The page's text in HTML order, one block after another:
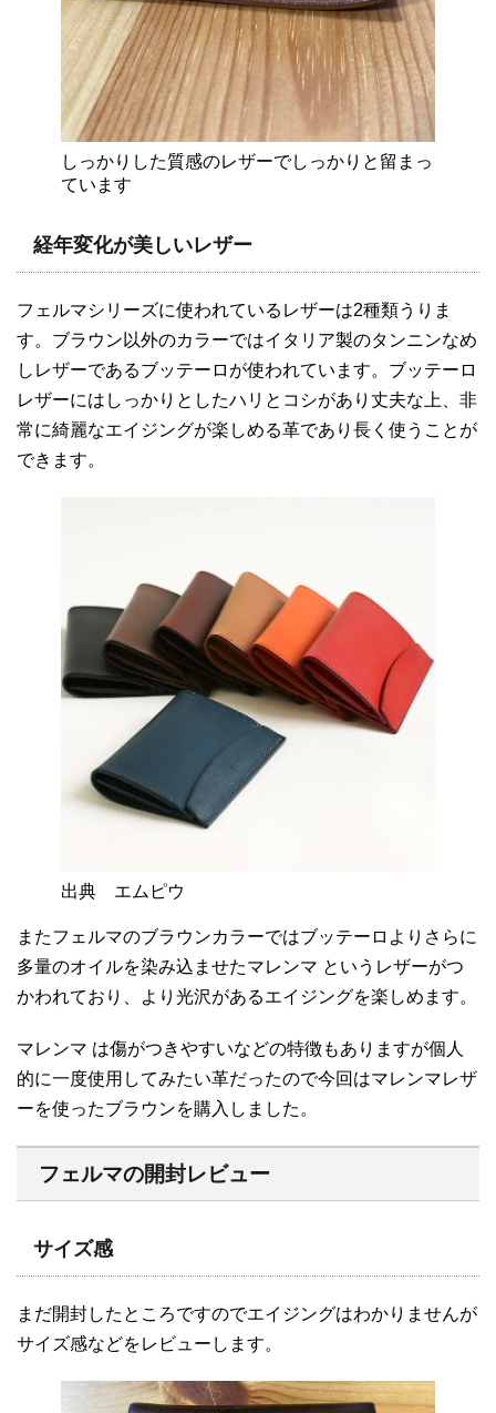
しっかりした質感のレザーでしっかりと留まっ
ています
経年変化が美しいレザー
フェルマシリーズに使われているレザーは2種類うりま
す。ブラウン以外のカラーではイタリア製のタンニンなめ
しレザーであるブッテーロが使われています。ブッテーロ
レザーにはしっかりとしたハリとコシがあり丈夫な上、非
常に綺麗なエイジングが楽しめる革であり長く使うことが
できます。
出典 エムピウ
またフェルマのブラウンカラーではブッテーロよりさらに
多量のオイルを染み込ませたマレンマ というレザーがつ
かわれており、より光沢があるエイジングを楽しめます。
マレンマ は傷がつきやすいなどの特徴もありますが個人
的に一度使用してみたい革だったので今回はマレンマレザ
ーを使ったブラウンを購入しました。
フェルマの開封レビュー
サイズ感
まだ開封したところですのでエイジングはわかりませんが
サイズ感などをレビューします。